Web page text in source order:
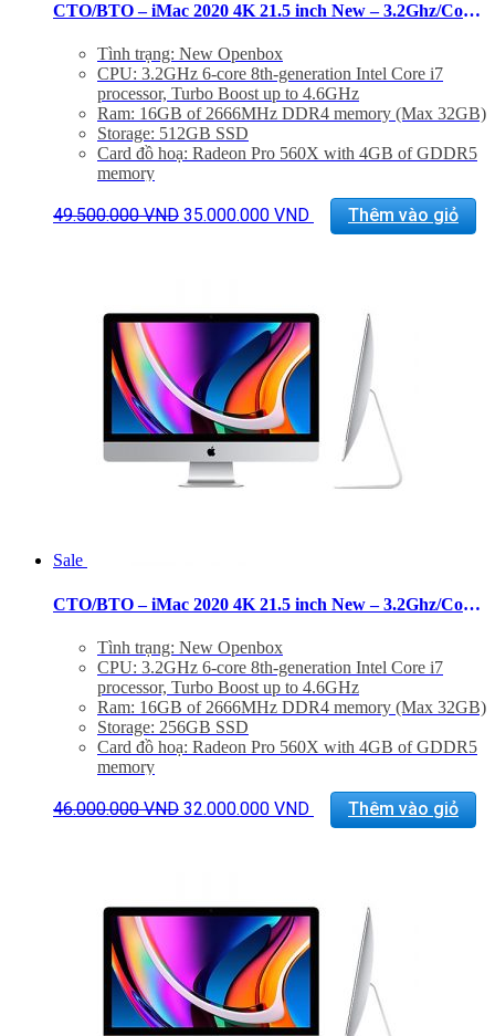
CTO/BTO – iMac 2020 4K 21.5 inch New – 3.2Ghz/Core i7/16GB/512GB/Pro 560X
Tình trạng: New Openbox
CPU: 3.2GHz 6-core 8th-generation Intel Core i7
processor, Turbo Boost up to 4.6GHz
Ram: 16GB of 2666MHz DDR4 memory (Max 32GB)
Storage: 512GB SSD
Card đồ hoạ: Radeon Pro 560X with 4GB of GDDR5
memory
Màn hình: 21.5 inch Retina 4K display display (4096 x
2304), 500 nits
Kết nối: 4x USB 3.0, 2 Thunderbolt 3, LAN, 1x
49.500.000VND Giá
gốc
35.000.000 VND Giá
hiện
Thêm vào giỏ
Sale
CTO/BTO – iMac 2020 4K 21.5 inch New – 3.2Ghz/Core i7/16GB/256GB/Pro 560X
Tình trạng: New Openbox
CPU: 3.2GHz 6-core 8th-generation Intel Core i7
processor, Turbo Boost up to 4.6GHz
Ram: 16GB of 2666MHz DDR4 memory (Max 32GB)
Storage: 256GB SSD
Card đồ hoạ: Radeon Pro 560X with 4GB of GDDR5
memory
2304), 500 nits
Kết nối: 4x USB 3.0, 2 Thunderbolt 3, LAN, 1x
46.000.000VND Giá
gốc
32.000.000 VND Giá
hiện
Thêm vào giỏ